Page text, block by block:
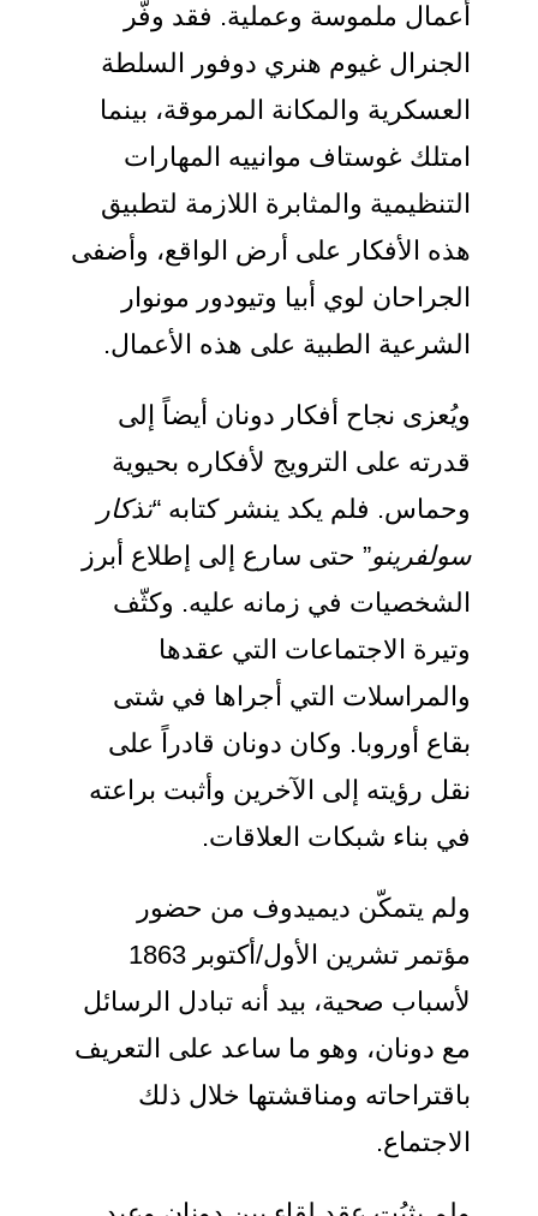
ملموسة وعملية. فقد وفّر
غيوم هنري دوفور السلطة
والمكانة المرموقة، بينما
غوستاف موانييه المهارات
والمثابرة اللازمة لتطبيق
الأفكار على أرض الواقع، وأضفى
لوي أبيا وتيودور مونوار
الطبية على هذه الأعمال.
نجاح أفكار دونان أيضاً إلى
على الترويج لأفكاره بحيوية
فلم يكد ينشر كتابه “ تذكار
” حتى سارع إلى إطلاع أبرز
في زمانه عليه. وكثّف
الاجتماعات التي عقدها
التي أجراها في شتى
أوروبا. وكان دونان قادراً على
رؤيته إلى الآخرين وأثبت براعته
بناء شبكات العلاقات.
يتمكّن ديميدوف من حضور
مؤتمر تشرين الأول/أكتوبر 1863
صحية، بيد أنه تبادل الرسائل
دونان، وهو ما ساعد على التعريف
ومناقشتها خلال ذلك